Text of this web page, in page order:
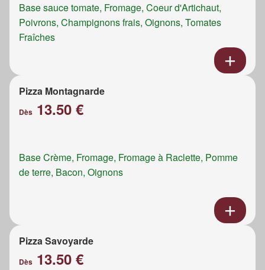
Base sauce tomate, Fromage, Coeur d'Artichaut,
Poivrons, Champignons frais, Oignons, Tomates
Fraîches
Pizza Montagnarde
Dès 13.50 €
Base Crème, Fromage, Fromage à Raclette, Pomme
de terre, Bacon, Oignons
Pizza Savoyarde
Dès 13.50 €